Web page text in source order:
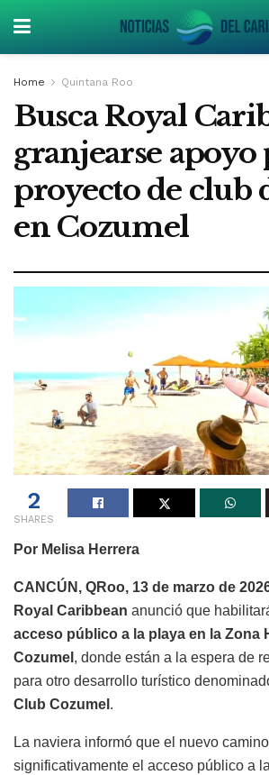
Home Quintana Roo
Busca Royal
granjearse apoyo
proyecto de club
en Cozumel
2
SHARES
Por Melisa Herrera
CANCÚN, QRoo, 13 de marzo de
Royal Caribbean anunció que
acceso público a la playa en la Zona
Cozumel , donde están a la espera de
para otro desarrollo turístico
Club Cozumel .
La naviera informó que el nuevo
significativamente el acceso público a